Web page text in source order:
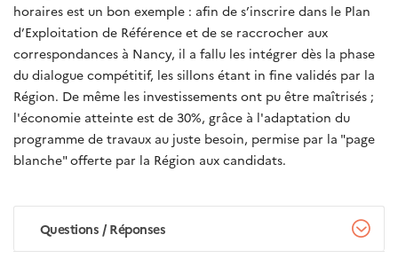
horaires est un bon exemple : afin de s’inscrire dans le Plan
d’Exploitation de Référence et de se raccrocher aux
correspondances à Nancy, il a fallu les intégrer dès la phase
du dialogue compétitif, les sillons étant in fine validés par la
Région. De même les investissements ont pu être maîtrisés ;
l'économie atteinte est de 30%, grâce à l'adaptation du
programme de travaux au juste besoin, permise par la "page
blanche" offerte par la Région aux candidats.
Questions / Réponses